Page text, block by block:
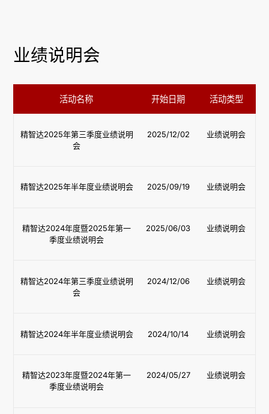
业绩说明会
活动名称 开始日期 活动类型
精智达2025年第三季度业绩说明
会
2025/12/02 业绩说明会
精智达2025年半年度业绩说明会 2025/09/19 业绩说明会
精智达2024年度暨2025年第一
季度业绩说明会
2025/06/03 业绩说明会
精智达2024年第三季度业绩说明
会
2024/12/06 业绩说明会
精智达2024年半年度业绩说明会 2024/10/14 业绩说明会
精智达2023年度暨2024年第一
季度业绩说明会
2024/05/27 业绩说明会